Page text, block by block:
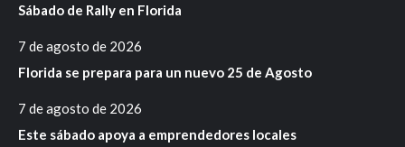
Sábado de Rally en Florida
7 de agosto de 2026
Florida se prepara para un nuevo 25 de Agosto
7 de agosto de 2026
Este sábado apoya a emprendedores locales